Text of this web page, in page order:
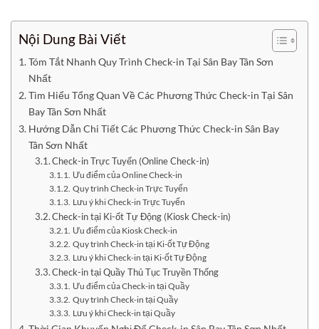
Nội Dung Bài Viết
Tóm Tắt Nhanh Quy Trình Check-in Tại Sân Bay Tân Sơn
Nhất
Tìm Hiểu Tổng Quan Về Các Phương Thức Check-in Tại Sân
Bay Tân Sơn Nhất
Hướng Dẫn Chi Tiết Các Phương Thức Check-in Sân Bay
Tân Sơn Nhất
Check-in Trực Tuyến (Online Check-in)
Ưu điểm của Online Check-in
Quy trình Check-in Trực Tuyến
Lưu ý khi Check-in Trực Tuyến
Check-in tại Ki-ốt Tự Động (Kiosk Check-in)
Ưu điểm của Kiosk Check-in
Quy trình Check-in tại Ki-ốt Tự Động
Lưu ý khi Check-in tại Ki-ốt Tự Động
Check-in tại Quầy Thủ Tục Truyền Thống
Ưu điểm của Check-in tại Quầy
Quy trình Check-in tại Quầy
Lưu ý khi Check-in tại Quầy